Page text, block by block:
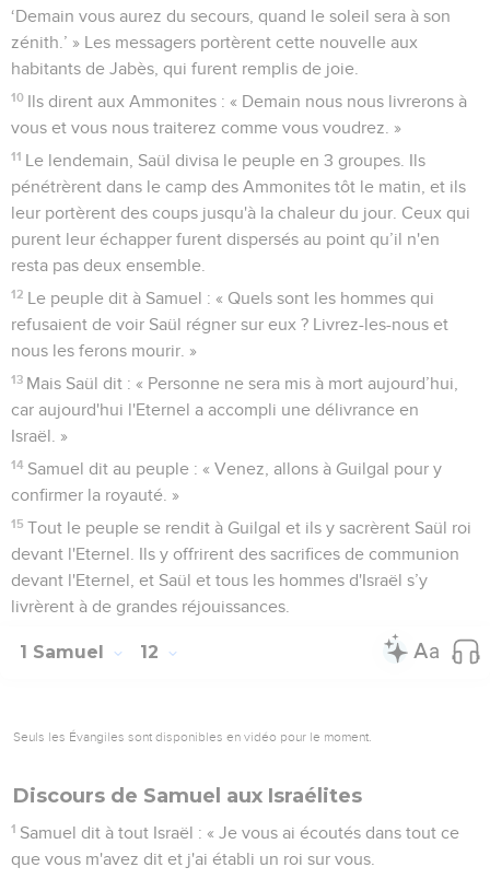
‘Demain vous aurez du secours, quand le soleil sera à son
zénith.’ » Les messagers portèrent cette nouvelle aux
habitants de Jabès, qui furent remplis de joie.
10 Ils dirent aux Ammonites : « Demain nous nous livrerons à
vous et vous nous traiterez comme vous voudrez. »
11 Le lendemain, Saül divisa le peuple en 3 groupes. Ils
pénétrèrent dans le camp des Ammonites tôt le matin, et ils
leur portèrent des coups jusqu'à la chaleur du jour. Ceux qui
purent leur échapper furent dispersés au point qu’il n'en
resta pas deux ensemble.
12 Le peuple dit à Samuel : « Quels sont les hommes qui
refusaient de voir Saül régner sur eux ? Livrez-les-nous et
nous les ferons mourir. »
13 Mais Saül dit : « Personne ne sera mis à mort aujourd’hui,
car aujourd'hui l'Eternel a accompli une délivrance en
Israël. »
14 Samuel dit au peuple : « Venez, allons à Guilgal pour y
confirmer la royauté. »
15 Tout le peuple se rendit à Guilgal et ils y sacrèrent Saül roi
devant l'Eternel. Ils y offrirent des sacrifices de communion
devant l'Eternel, et Saül et tous les hommes d'Israël s’y
livrèrent à de grandes réjouissances.
1 Samuel 12
Seuls les Évangiles sont disponibles en vidéo pour le moment.
Discours de Samuel aux Israélites
1 Samuel dit à tout Israël : « Je vous ai écoutés dans tout ce
que vous m'avez dit et j'ai établi un roi sur vous.